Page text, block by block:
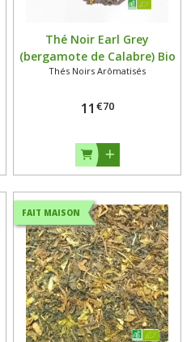
Thé Noir Earl Grey
(bergamote de Calabre) Bio
100 grammes
Thés Noirs Arômatisés
11 €70
FAIT MAISON